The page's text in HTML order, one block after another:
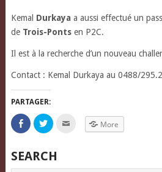
Kemal Durkaya a aussi effectué un
de Trois-Pontsen P2C.
Il est à la recherche d’un nouveau
Contact : Kemal Durkaya au 0488/
PARTAGER:
Click
to
share
Facebook
(Opens
in
Click
to
Twitter
(Opens
in friend
More
SEARCH